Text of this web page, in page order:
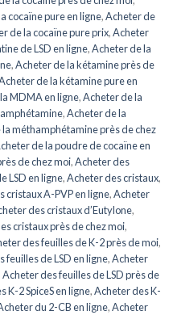
cocaïne pure en ligne,Acheter de
de la cocaïne pure prix,Acheter
de LSD en ligne,Acheter de la
,Acheter de la kétamine près de
de la kétamine pure en
MDMA en ligne,Acheter de la
,Acheter de la
méthamphétamine près de chez
de la poudre de cocaïne en
de chez moi,Acheter des
LSD en ligne,Acheter des cristaux,
cristaux A-PVP en ligne,Acheter
des cristaux d’Eutylone,
cristaux près de chez moi,
des feuilles de K-2 près de moi,
feuilles de LSD en ligne,Acheter
Acheter des feuilles de LSD près de
K-2 SpiceS en ligne,Acheter des K-
du 2-CB en ligne,Acheter